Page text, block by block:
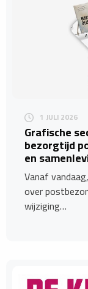
1 JULI 2026
Grafische
bezorgtijd
en
Vanaf
over
wijziging…